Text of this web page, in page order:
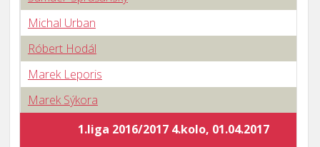
Michal Urban
Róbert Hodál
Marek Leporis
Marek Sýkora
1.liga 2016/2017 4.kolo, 01.04.2017